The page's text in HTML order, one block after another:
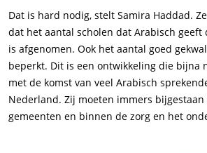
Dat is hard nodig, stelt Samira Haddad.
dat het aantal scholen dat Arabisch geeft
is afgenomen. Ook het aantal goed
beperkt. Dit is een ontwikkeling die bijna
met de komst van veel Arabisch
Nederland. Zij moeten immers
gemeenten en binnen de zorg en het